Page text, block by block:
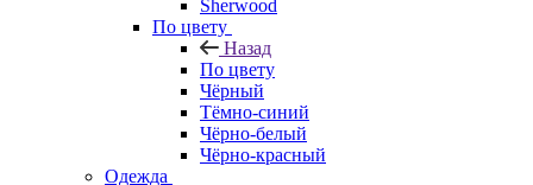
Sherwood
По цвету
Назад
По цвету
Чёрный
Тёмно-синий
Чёрно-белый
Чёрно-красный
Одежда